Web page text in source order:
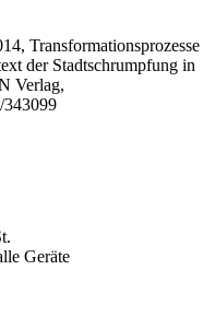
Transformationsprozesse
der Stadtschrumpfung in
Verlag,
Geräte